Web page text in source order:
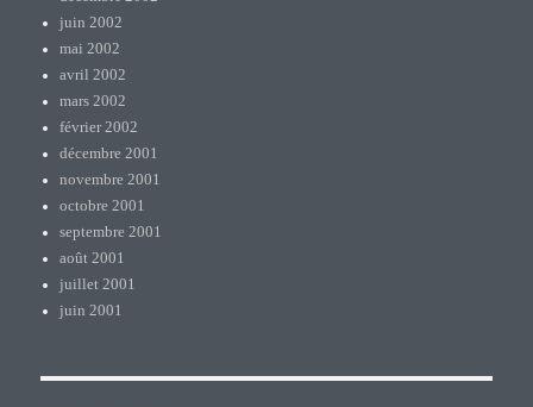
juin 2002
mai 2002
avril 2002
mars 2002
février 2002
décembre 2001
novembre 2001
octobre 2001
septembre 2001
août 2001
juillet 2001
juin 2001